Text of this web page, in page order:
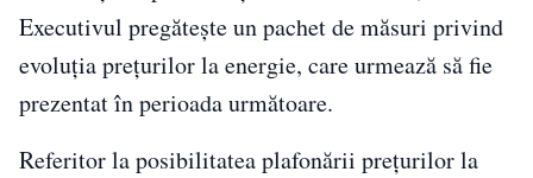
Executivul pregătește un pachet de măsuri privind
evoluția prețurilor la energie, care urmează să fie
prezentat în perioada următoare.
Referitor la posibilitatea plafonării prețurilor la